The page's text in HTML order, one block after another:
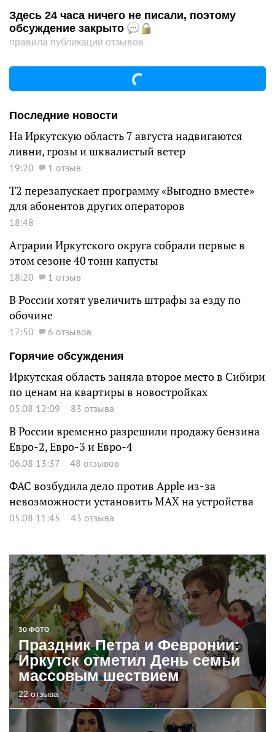
Здесь 24 часа ничего не писали, поэтому
обсуждение закрыто
правила публикации отзывов
Последние новости
На Иркутскую область 7 августа надвигаются
ливни, грозы и шквалистый ветер
19:20 1 отзыв
Т2 перезапускает программу «Выгодно вместе»
для абонентов других операторов
18:48
Аграрии Иркутского округа собрали первые в
этом сезоне 40 тонн капусты
18:20 1 отзыв
В России хотят увеличить штрафы за езду по
обочине
17:50
6 отзывов
Горячие обсуждения
Иркутская область заняла второе место в Сибири
по ценам на квартиры в новостройках
05.08 12:09 83 отзыва
В России временно разрешили продажу бензина
Евро-2, Евро-3 и Евро-4
06.08 13:37 48 отзывов
ФАС возбудила дело против Apple из-за
невозможности установить MAX на устройства
05.08 11:45 43 отзыва
30 ФОТО
Праздник Петра и Февронии:
Иркутск отметил День семьи
массовым шествием
22 отзыва